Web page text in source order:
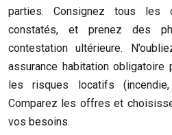
parties. Consignez tous les
constatés, et prenez des
contestation ultérieure.
assurance habitation
les risques locatifs
Comparez les offres et
vos besoins.